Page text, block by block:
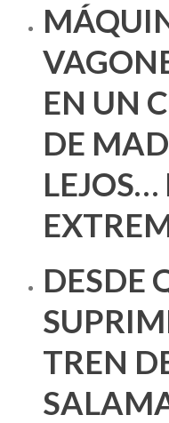
EN UN
DE
LEJOS…
DESDE
TREN